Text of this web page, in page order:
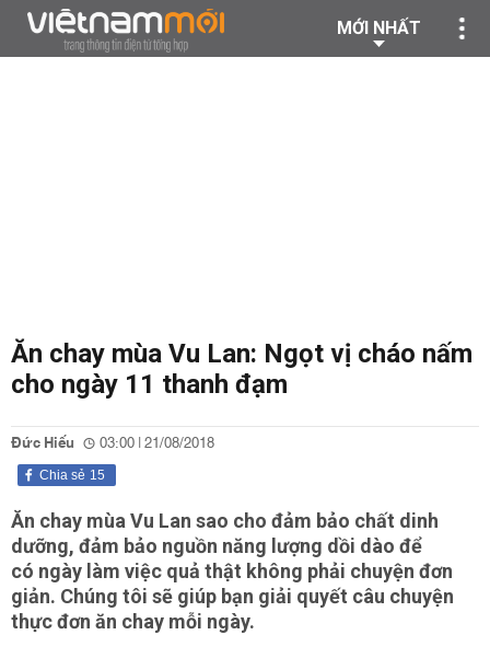
MỚI NHẤT
Ăn chay mùa Vu Lan: Ngọt vị cháo nấm
cho ngày 11 thanh đạm
Đức Hiếu 03:00 | 21/08/2018
15
Chia sẻ
Ăn chay mùa Vu Lan sao cho đảm bảo chất dinh
dưỡng, đảm bảo nguồn năng lượng dồi dào để
có ngày làm việc quả thật không phải chuyện đơn
giản. Chúng tôi sẽ giúp bạn giải quyết câu chuyện
thực đơn ăn chay mỗi ngày.